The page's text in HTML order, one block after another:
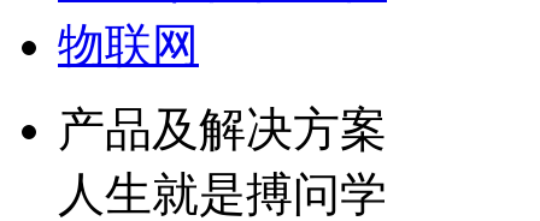
物联网
产品及解决方案
人生就是搏问学